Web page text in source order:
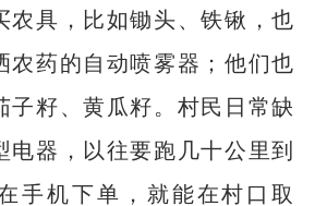
农具，比如锄头、铁锹，也
农药的自动喷雾器；他们也
子籽、黄瓜籽。村民日常缺
电器，以往要跑几十公里到
手机下单，就能在村口取